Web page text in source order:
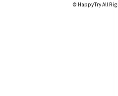
© HappyTry All